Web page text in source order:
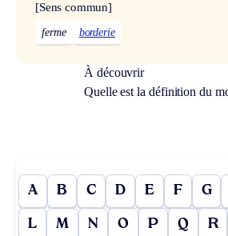
[Sens commun]
ferme borderie
À découvrir
Quelle est la définition du
A B C D E F G
L M N O P Q R